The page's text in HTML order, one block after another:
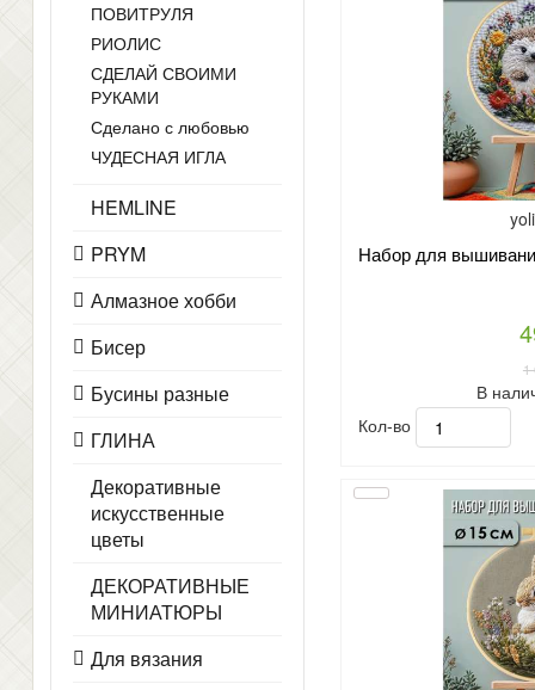
ПОВИТРУЛЯ
РИОЛИС
СДЕЛАЙ СВОИМИ
РУКАМИ
Сделано с любовью
ЧУДЕСНАЯ ИГЛА
HEMLINE
PRYM
Алмазное хобби
Бисер
Бусины разные
ГЛИНА
Декоративные
искусственные
цветы
ДЕКОРАТИВНЫЕ
МИНИАТЮРЫ
Для вязания
Набор для
1
В
Кол-во